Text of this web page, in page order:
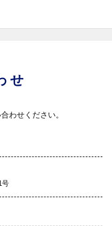
せ
わせください。
号